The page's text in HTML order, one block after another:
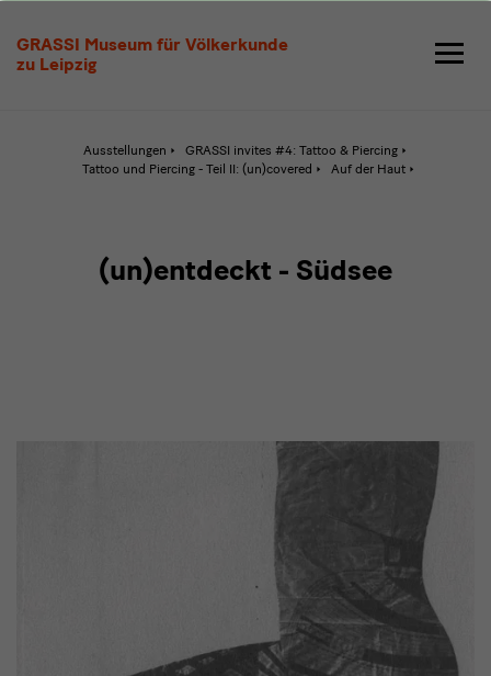
GRASSI Museum für Völkerkunde
zu Leipzig
Ausstellungen
GRASSI invites #4: Tattoo & Piercing
Tattoo und Piercing - Teil II: (un)covered
Auf der Haut
(un)entdeckt - Südsee